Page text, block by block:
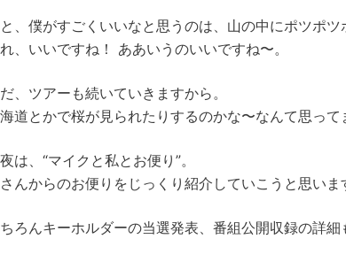
、僕がすごくいいなと思うのは、山の中にポツポツ
、いいですね！ ああいうのいいですね〜。
、ツアーも続いていきますから。
道とかで桜が見られたりするのかな〜なんて思って
は、“マイクと私とお便り”。
んからのお便りをじっくり紹介していこうと思いま
ろんキーホルダーの当選発表、番組公開収録の詳細